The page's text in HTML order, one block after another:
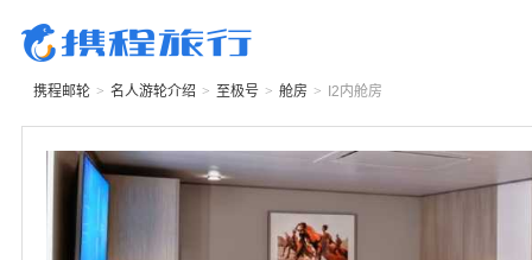
携程邮轮 > 名人游轮介绍 > 至极号 > 舱房 > I2 内舱房